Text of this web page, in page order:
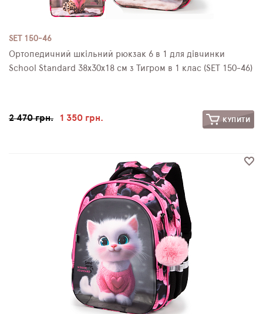
SET 150-46
Ортопедичний шкільний рюкзак 6 в 1 для дівчинки
School Standard 38х30х18 см з Тигром в 1 клас (SET 150-46)
2 470 грн. 1 350 грн. КУПИТИ